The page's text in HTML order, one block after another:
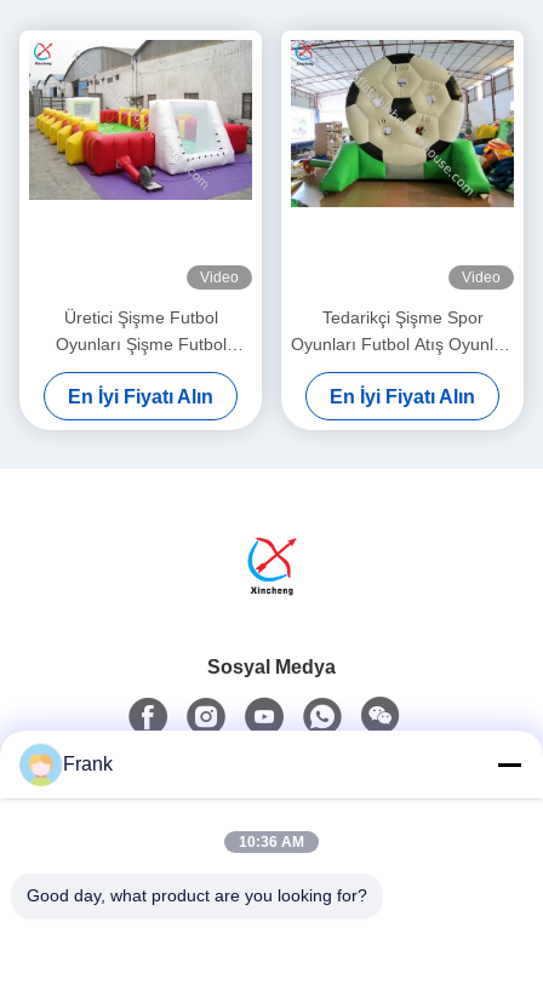
Video
Üretici Şişme Futbol
Oyunları Şişme Futbol
Sahası Etkileşimli Oyun
En İyi Fiyatı Alın
Video
Tedarikçi Şişme Spor
Oyunları Futbol Atış Oyunları
Etkileşimli Puan Oyunları
En İyi Fiyatı Alın
Sosyal Medya
0086-13711630819
Frank
10:36 AM
Good day, what product are you looking for?